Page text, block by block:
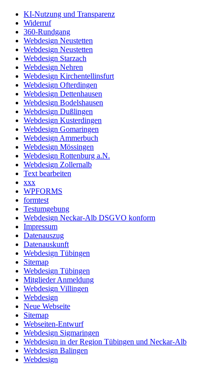
KI-Nutzung und Transparenz
Widerruf
360-Rundgang
Webdesign Neustetten
Webdesign Neustetten
Webdesign Starzach
Webdesign Nehren
Webdesign Kirchentellinsfurt
Webdesign Ofterdingen
Webdesign Dettenhausen
Webdesign Bodelshausen
Webdesign Dußlingen
Webdesign Kusterdingen
Webdesign Gomaringen
Webdesign Ammerbuch
Webdesign Mössingen
Webdesign Rottenburg a.N.
Webdesign Zollernalb
Text bearbeiten
xxx
WPFORMS
formtest
Testumgebung
Webdesign Neckar-Alb DSGVO konform
Impressum
Datenauszug
Datenauskunft
Webdesign Tübingen
Sitemap
Webdesign Tübingen
Mitglieder Anmeldung
Webdesign Villingen
Webdesign
Neue Webseite
Sitemap
Webseiten-Entwurf
Webdesign Sigmaringen
Webdesign in der Region Tübingen und Neckar-Alb
Webdesign Balingen
Webdesign